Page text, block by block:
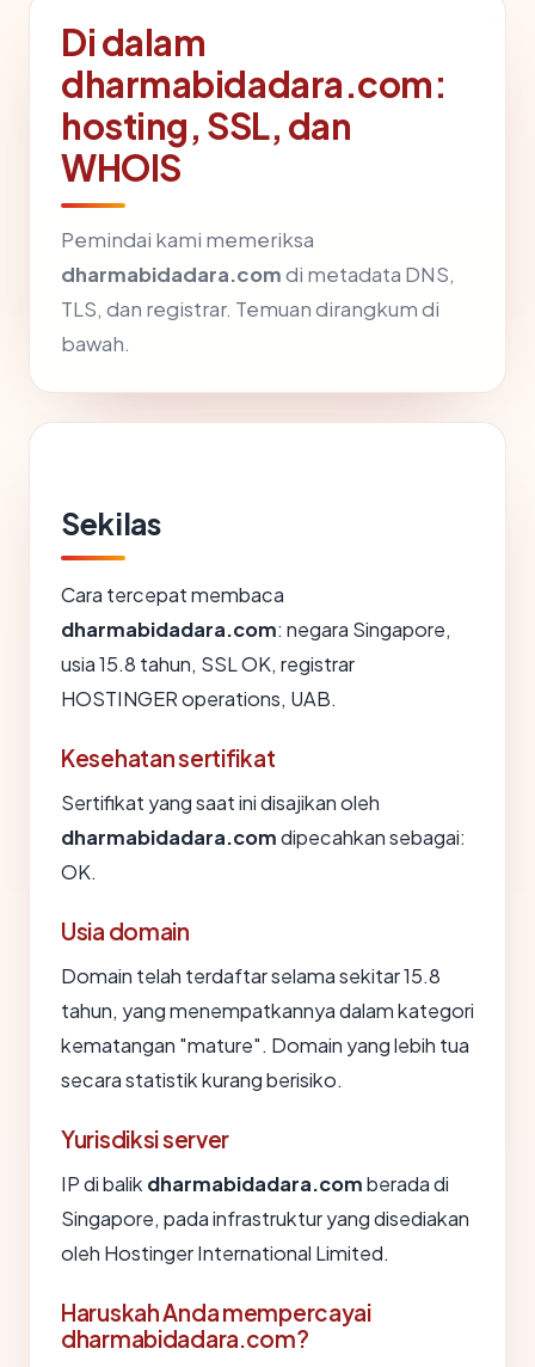
Di dalam
dharmabidadara.com:
hosting, SSL, dan
WHOIS
Pemindai kami memeriksa
dharmabidadara.comdi metadata DNS,
TLS, dan registrar. Temuan dirangkum di
bawah.
Sekilas
Cara tercepat membaca
dharmabidadara.com: negara Singapore,
usia 15.8 tahun, SSL OK, registrar
HOSTINGER operations, UAB.
Kesehatan sertifikat
Sertifikat yang saat ini disajikan oleh
dharmabidadara.comdipecahkan sebagai:
OK.
Usia domain
Domain telah terdaftar selama sekitar 15.8
tahun, yang menempatkannya dalam kategori
kematangan "mature". Domain yang lebih tua
secara statistik kurang berisiko.
Yurisdiksi server
IP di balik dharmabidadara.comberada di
Singapore, pada infrastruktur yang disediakan
oleh Hostinger International Limited.
Haruskah Anda mempercayai
dharmabidadara.com?